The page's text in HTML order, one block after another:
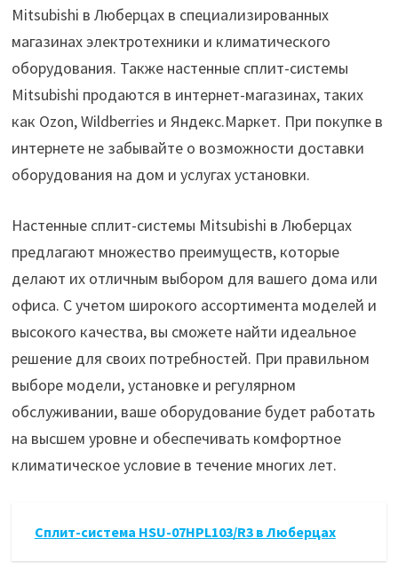
Mitsubishi в Люберцах в специализированных
магазинах электротехники и климатического
оборудования. Также настенные сплит-системы
Mitsubishi продаются в интернет-магазинах, таких
как Ozon, Wildberries и Яндекс.Маркет. При покупке в
интернете не забывайте о возможности доставки
оборудования на дом и услугах установки.
Настенные сплит-системы Mitsubishi в Люберцах
предлагают множество преимуществ, которые
делают их отличным выбором для вашего дома или
офиса. С учетом широкого ассортимента моделей и
высокого качества, вы сможете найти идеальное
решение для своих потребностей. При правильном
выборе модели, установке и регулярном
обслуживании, ваше оборудование будет работать
на высшем уровне и обеспечивать комфортное
климатическое условие в течение многих лет.
Сплит-система HSU-07HPL103/R3 в Люберцах